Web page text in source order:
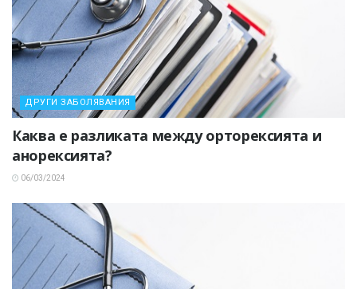
ДРУГИ ЗАБОЛЯВАНИЯ
Каква е разликата между орторексията и
анорексията?
06/03/2024